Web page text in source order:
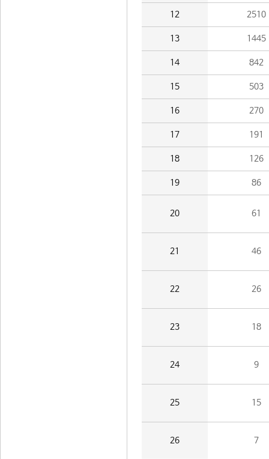
12 2510
13 1445
14 842
15 503
16 270
17 191
18 126
19 86
20 61
21 46
22 26
23 18
24 9
25 15
26 7